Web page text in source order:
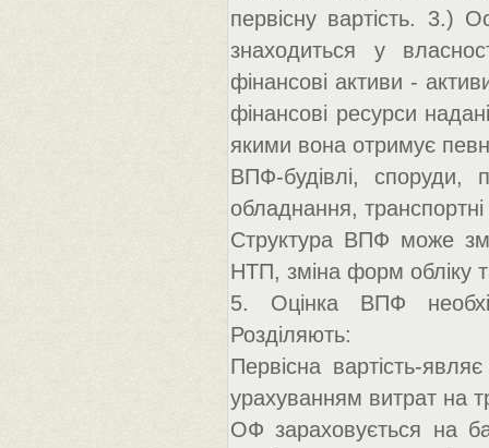
первісну вартість. 3.)
знаходиться у
фінансові активи -
фінансові ресурси
якими вона отримує
ВПФ-будівлі, споруди,
обладнання,
Структура ВПФ може
НТП, зміна форм обліку
5. Оцінка ВПФ
Розділяють:
Первісна вартість-
урахуванням витрат на
ОФ зараховується на